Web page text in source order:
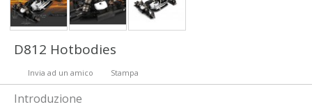
D812 Hotbodies
Invia ad un amico Stampa
Introduzione